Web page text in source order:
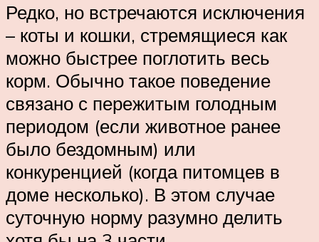
Редко, но встречаются исключения
– коты и кошки, стремящиеся как
можно быстрее поглотить весь
корм. Обычно такое поведение
связано с пережитым голодным
периодом (если животное ранее
было бездомным) или
конкуренцией (когда питомцев в
доме несколько). В этом случае
суточную норму разумно делить